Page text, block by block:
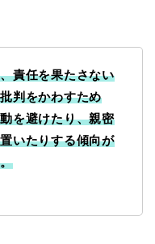
責任を果たさない
判をかわすため
を避けたり、親密
いたりする傾向が